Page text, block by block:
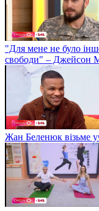
"Для мене не було
свободи" – Джейсон
Жан Беленюк візьме